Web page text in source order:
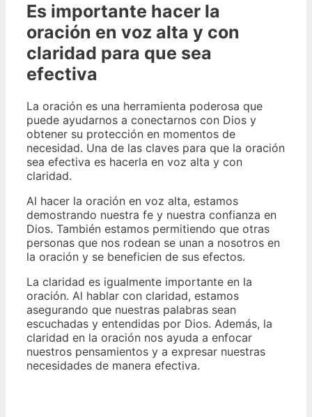
Es importante hacer la
oración en voz alta y con
claridad para que sea
efectiva
La oración es una herramienta poderosa que
puede ayudarnos a conectarnos con Dios y
obtener su protección en momentos de
necesidad. Una de las claves para que la oración
sea efectiva es hacerla en voz alta y con
claridad.
Al hacer la oración en voz alta, estamos
demostrando nuestra fe y nuestra confianza en
Dios. También estamos permitiendo que otras
personas que nos rodean se unan a nosotros en
la oración y se beneficien de sus efectos.
La claridad es igualmente importante en la
oración. Al hablar con claridad, estamos
asegurando que nuestras palabras sean
escuchadas y entendidas por Dios. Además, la
claridad en la oración nos ayuda a enfocar
nuestros pensamientos y a expresar nuestras
necesidades de manera efectiva.